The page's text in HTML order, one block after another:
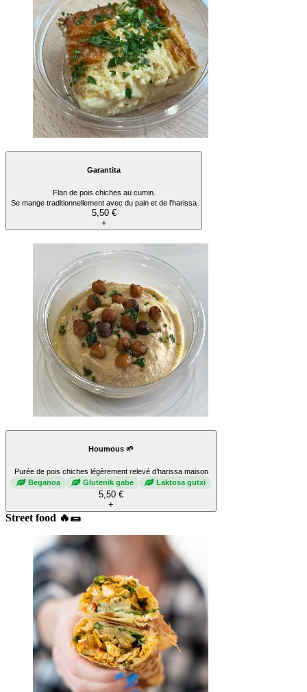
Garantita
Flan de pois chiches au cumin.
Se mange traditionnellement avec du pain et de l'harissa
5,50 €
+
Houmous 🌱
Purée de pois chiches légèrement relevé d’harissa maison
Beganoa
Glutenik gabe Laktosa gutxi
5,50 €
+
Street food 🔥🌯